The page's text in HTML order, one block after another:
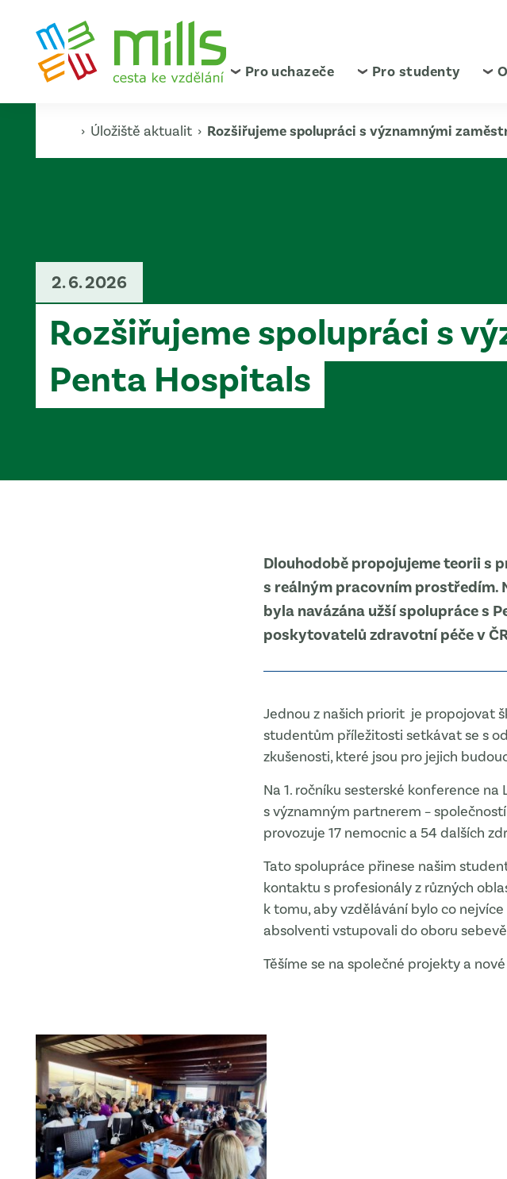
Pro uchazeče Pro studenty
› Úložiště aktualit › Rozšiřujeme spolupráci s významnými
2. 6. 2026
Rozšiřujeme spolupráci s
Penta Hospitals
Dlouhodobě propojujeme teorii s
s reálným pracovním prostředím.
byla navázána užší spolupráce s
poskytovatelů zdravotní péče v
Jednou z našich priorit je propojovat
studentům příležitosti setkávat se s
zkušenosti, které jsou pro jejich
Na 1. ročníku sesterské konference
s významným partnerem –
provozuje 17 nemocnic a 54 dalších
Tato spolupráce přinese našim
kontaktu s profesionály z různých
k tomu, aby vzdělávání bylo co
absolventi vstupovali do oboru
Těšíme se na společné projekty a